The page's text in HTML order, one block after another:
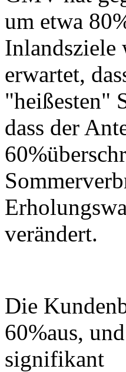
um etwa
erwartet,
"heißesten"
dass der
verändert.
Die
60%aus,
signifikant